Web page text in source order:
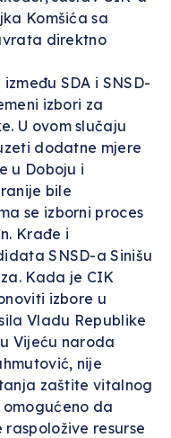
Komšića sa
direktno
SDA i SNSD-
izbori za
U ovom slučaju
dodatne mjere
u Doboju i
bile
se izborni proces
Krađe i
SNSD-a Sinišu
Kada je CIK
izbore u
Vladu Republike
Vijeću naroda
nije
zaštite vitalnog
da
resurse